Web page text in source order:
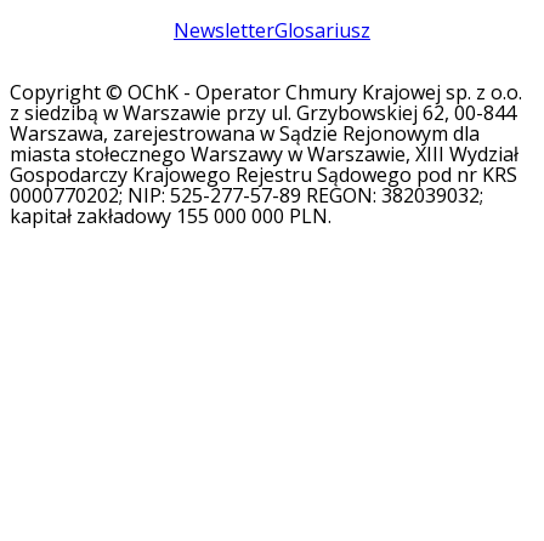
NewsletterGlosariusz
Copyright © OChK - Operator Chmury Krajowej sp. z o.o.
z siedzibą w Warszawie przy ul. Grzybowskiej 62, 00-844
Warszawa, zarejestrowana w Sądzie Rejonowym dla
miasta stołecznego Warszawy w Warszawie, XIII Wydział
Gospodarczy Krajowego Rejestru Sądowego pod nr KRS
0000770202; NIP: 525-277-57-89 REGON: 382039032;
kapitał zakładowy 155 000 000 PLN.